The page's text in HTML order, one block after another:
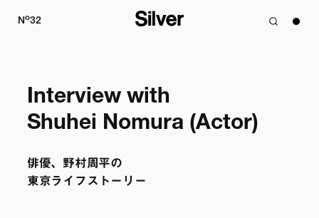
No32
Interview with
Shuhei Nomura (Actor)
俳優、野村周平の
東京ライフストーリー